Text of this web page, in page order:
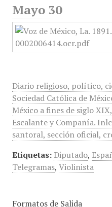
Mayo 30
Diario religioso, político,
Sociedad Católica de
México a fines de siglo
Escalante y Compañía.
santoral, sección oficial,
Etiquetas: Diputado,
Telegramas, Violinista
Formatos de Salida